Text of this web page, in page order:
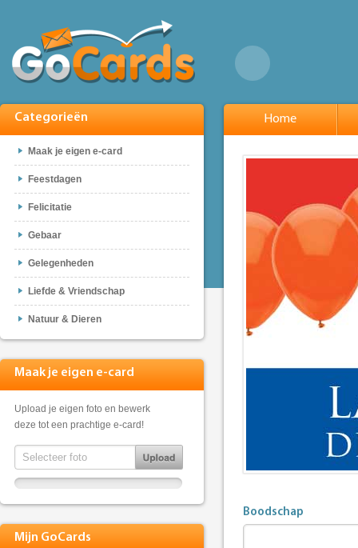
Categorieën
Maak je eigen e-card
Feestdagen
Felicitatie
Gebaar
Gelegenheden
Liefde & Vriendschap
Natuur & Dieren
Maak je eigen e-card
Upload je eigen foto en bewerk
deze tot een prachtige e-card!
Mijn GoCards
Home
Boodschap